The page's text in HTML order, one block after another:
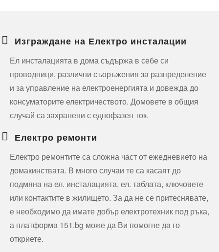
Изграждане на Електро инсталации
Ел инсталацията в дома съдържа в себе си
проводници, различни съоръжения за разпределение
и за управление на електроенергията и довежда до
консуматорите електричеството. Домовете в общия
случай са захранени с еднофазен ток.
Електро ремонти
Електро ремонтите са сложна част от ежедневието на
домакинствата. В много случаи те са касаят до
подмяна на ел. инсталацията, ел. таблата, ключовете
или контактите в жилището. За да не се притеснявате,
е необходимо да имате добър електротехник под ръка,
а платформа 151.bg може да Ви помогне да го
откриете.